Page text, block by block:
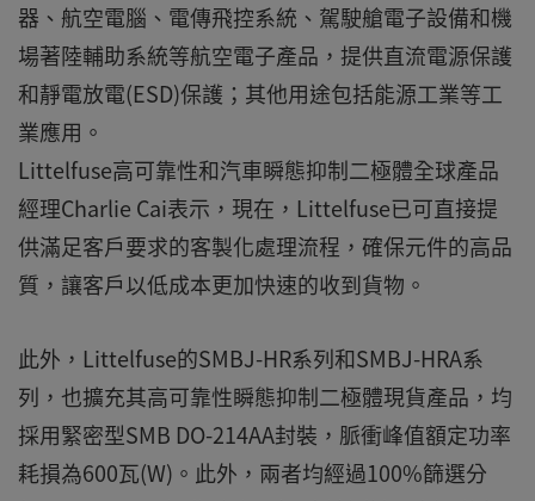
器、航空電腦、電傳飛控系統、駕駛艙電子設備和機
場著陸輔助系統等航空電子產品，提供直流電源保護
和靜電放電(ESD)保護；其他用途包括能源工業等工
業應用。
Littelfuse高可靠性和汽車瞬態抑制二極體全球產品
經理Charlie Cai表示，現在，Littelfuse已可直接提
供滿足客戶要求的客製化處理流程，確保元件的高品
質，讓客戶以低成本更加快速的收到貨物。
此外，Littelfuse的SMBJ-HR系列和SMBJ-HRA系
列，也擴充其高可靠性瞬態抑制二極體現貨產品，均
採用緊密型SMB DO-214AA封裝，脈衝峰值額定功率
耗損為600瓦(W)。此外，兩者均經過100%篩選分